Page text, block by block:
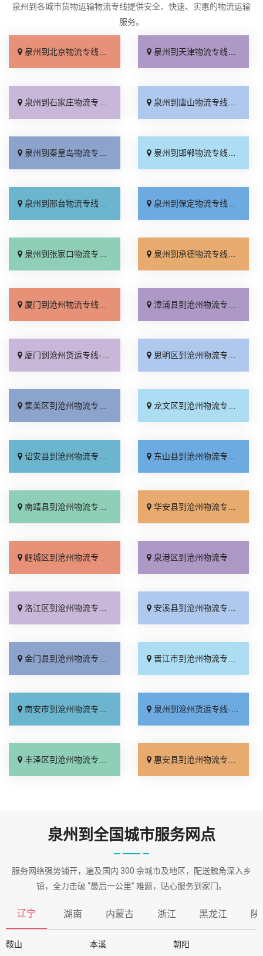
泉州到各城市货物运输物流专线提供安全、快速、实惠的物流运输
服务。
泉州到北京物流专线_几天到达「按时送达」 泉州到天津物流专线_运价查询「实时跟踪 」
泉州到石家庄物流专线_无需中转「来电咨询」 泉州到唐山物流专线_直达特快专线「市县闪送」
泉州到秦皇岛物流专线_直通专线「高效快运」 泉州到邯郸物流专线_合理收费「零担配货」
泉州到邢台物流专线_天天发车「高速快运」 泉州到保定物流专线_快运有保障「一站直达」
泉州到张家口物流专线_直达特快专线「门到门接送」 泉州到承德物流专线_直达到站「运费多少」
厦门到沧州物流专线_运价行情「实时反馈」 漳浦县到沧州物流专线_资质齐全「要几天到」
厦门到沧州货运专线-厦门到沧州物流公司_运价实惠「价格实惠」 思明区到沧州物流专线_定点发车「急你所需」
集美区到沧州物流专线_上门提货「运保时效」 龙文区到沧州物流专线_限时必达「急你所需」
诏安县到沧州物流专线_合同承运「高效运输」 东山县到沧州物流专线_送货到门「运保时效」
南靖县到沧州物流专线_需要几天「要几天到」 华安县到沧州物流专线_省事省心「实时反馈」
鲤城区到沧州物流专线_快运有保障「门到门接送」 泉港区到沧州物流专线_全境配送「高速快运」
洛江区到沧州物流专线_收费标准「直达特快专线」 安溪县到沧州物流专线_损坏理赔「准时准点」
金门县到沧州物流专线_多年经验「运价查询」 晋江市到沧州物流专线_省事省心「专线直达」
南安市到沧州物流专线_随叫随到「多久时间」 泉州到沧州货运专线-泉州到沧州物流公司_需要几天「准时准点」
丰泽区到沧州物流专线_多年经验「定点发车」 惠安县到沧州物流专线_高速快运「价位合理」
泉州到全国城市服务网点
服务网络强势铺开，遍及国内 300 余城市及地区，配送触角深入乡
镇，全力击破 “最后一公里” 难题，贴心服务到家门。
辽宁 湖南 内蒙古 浙江 黑龙江 陕
鞍山 本溪
朝阳